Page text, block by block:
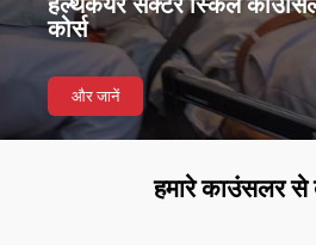
कोर्स
और जानें
हमारे काउंसलर से